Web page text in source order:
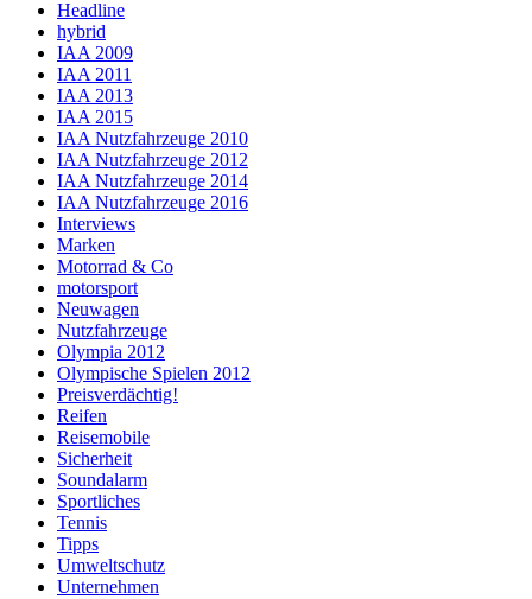
Headline
hybrid
IAA 2009
IAA 2011
IAA 2013
IAA 2015
IAA Nutzfahrzeuge 2010
IAA Nutzfahrzeuge 2012
IAA Nutzfahrzeuge 2014
IAA Nutzfahrzeuge 2016
Interviews
Marken
Motorrad & Co
motorsport
Neuwagen
Nutzfahrzeuge
Olympia 2012
Olympische Spielen 2012
Preisverdächtig!
Reifen
Reisemobile
Sicherheit
Soundalarm
Sportliches
Tennis
Tipps
Umweltschutz
Unternehmen